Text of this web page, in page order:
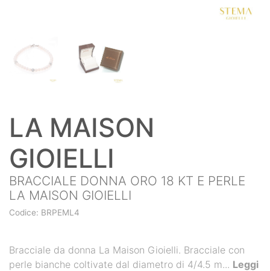
LA MAISON
GIOIELLI
BRACCIALE DONNA ORO 18 KT E PERLE
LA MAISON GIOIELLI
Codice: BRPEML4
Bracciale da donna La Maison Gioielli. Bracciale con
perle bianche coltivate dal diametro di 4/4.5 m... Leggi